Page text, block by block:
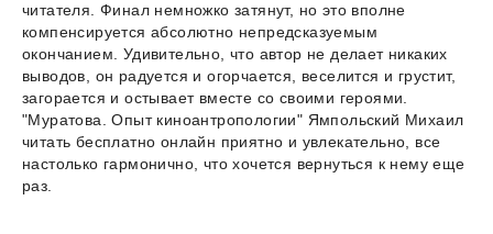
читателя. Финал немножко затянут, но это вполне
компенсируется абсолютно непредсказуемым
окончанием. Удивительно, что автор не делает никаких
выводов, он радуется и огорчается, веселится и грустит,
загорается и остывает вместе со своими героями.
"Муратова. Опыт киноантропологии" Ямпольский Михаил
читать бесплатно онлайн приятно и увлекательно, все
настолько гармонично, что хочется вернуться к нему еще
раз.